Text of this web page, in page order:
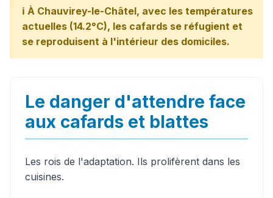
ℹ️ À Chauvirey-le-Châtel, avec les températures
actuelles (14.2°C), les cafards se réfugient et
se reproduisent à l'intérieur des domiciles.
Le danger d'attendre face
aux cafards et blattes
Les rois de l'adaptation. Ils prolifèrent dans les
cuisines.